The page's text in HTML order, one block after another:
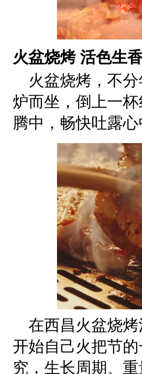
火盆烧烤 活色生
火盆烧烤，不
炉而坐，倒上一
腾中，畅快吐露
在西昌火盆烧
开始自己火把节
究，生长周期、